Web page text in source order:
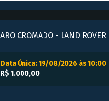
ARO CROMADO - LAND ROVER
Data Única: 19/08/2026 às 10:00
R$ 1.000,00